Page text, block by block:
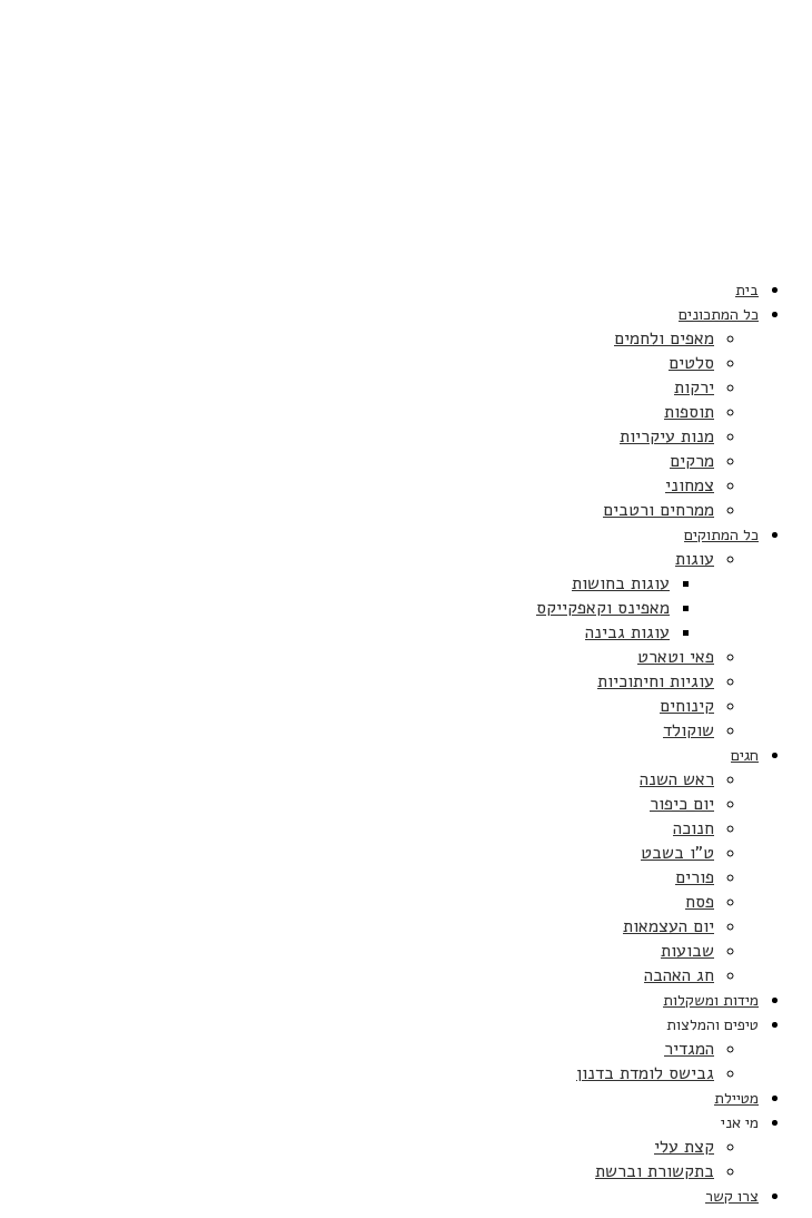
בית
כל המתכונים
מאפים ולחמים
סלטים
ירקות
תוספות
מנות עיקריות
מרקים
צמחוני
ממרחים ורטבים
כל המתוקים
עוגות
עוגות בחושות
מאפינס וקאפקייקס
עוגות גבינה
פאי וטארט
עוגיות וחיתוכיות
קינוחים
שוקולד
חגים
ראש השנה
יום כיפור
חנוכה
ט”ו בשבט
פורים
פסח
יום העצמאות
שבועות
חג האהבה
מידות ומשקלות
טיפים והמלצות
המגדיר
גבישס לומדת בדנון
מטיילת
מי אני
קצת עלי
בתקשורת וברשת
צרו קשר